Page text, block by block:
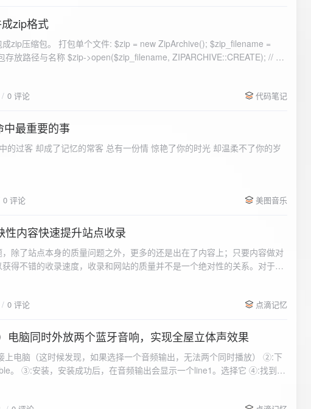
zip格式
zip压缩包。 打包单个文件: $zip = new ZipArchive(); $zip_filename =
ZIPARCHIVE::CREATE); // 打
也就是原文件所在的路径 $zip-
//打开压缩包 //遍历文件 foreach($fileList as
/** * @param $path 文件夹路径 * @param $zip zip 对象 */ function
则递
0 评论 代码笔记
中最重要的事
的过客 却成了记忆的常客 总有一份情 惊艳了你的时光 却温柔不了你的岁
0 评论 美图音乐
性内容快速提升站点收录
除了站点本身的质量问题之外，更多的还是出在了内容上；只要内容做对
得不错的收录速度，收录和网站的质量并不是一个绝对性的关系。对于质
0 评论 点滴记忆
电脑同时外放两个蓝牙音响，实现全屋立体声效果
电脑（这时候发现，如果选择一个音频输出，无法两个同时播放） ②:下
③:安装，安装成功后，在音频输出会显示一个line1。选择它 ④:找到安